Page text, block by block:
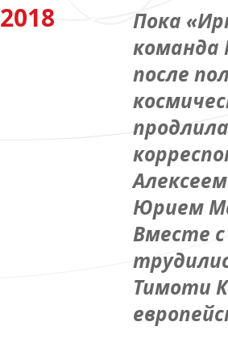
2018
Пока
команда
после
Юрием
Вместе
Тимоти